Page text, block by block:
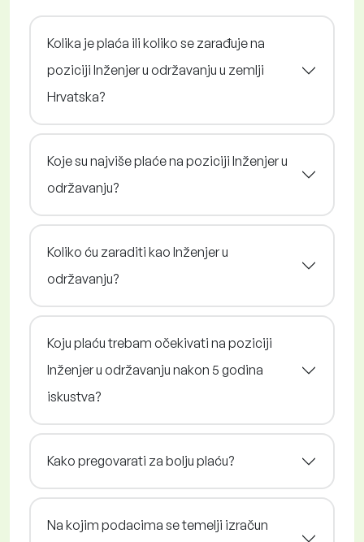
Kolika je plaća ili koliko se zarađuje na
poziciji Inženjer u održavanju u zemlji
Hrvatska?
Koje su najviše plaće na poziciji Inženjer u
održavanju?
Koliko ću zaraditi kao Inženjer u
održavanju?
Koju plaću trebam očekivati na poziciji
Inženjer u održavanju nakon 5 godina
iskustva?
Kako pregovarati za bolju plaću?
Na kojim podacima se temelji izračun